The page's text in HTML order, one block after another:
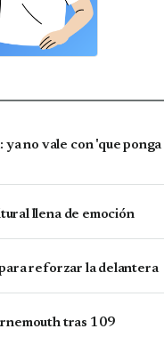
no vale con 'que ponga
llena de emoción
reforzar la delantera
tras 109